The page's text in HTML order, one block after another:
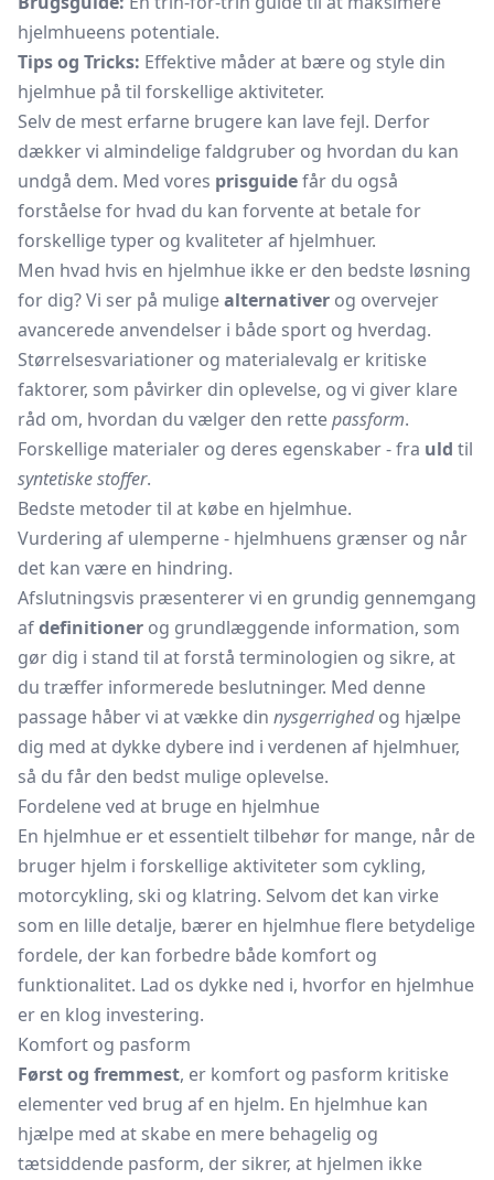
hjelmhueens potentiale.
Tips og Tricks: Effektive måder at bære og style din
hjelmhue på til forskellige aktiviteter.
Selv de mest erfarne brugere kan lave fejl. Derfor
dækker vi almindelige faldgruber og hvordan du kan
undgå dem. Med vores prisguidefår du også
forståelse for hvad du kan forvente at betale for
forskellige typer og kvaliteter af hjelmhuer.
Men hvad hvis en hjelmhue ikke er den bedste løsning
for dig? Vi ser på muligealternativer og overvejer
avancerede anvendelser i både sport og hverdag.
Størrelsesvariationer og materialevalg er kritiske
faktorer, som påvirker din oplevelse, og vi giver klare
råd om, hvordan du vælger den rettepassform.
Forskellige materialer og deres egenskaber - fra uld til
syntetiske stoffer.
Bedste metoder til at købe en hjelmhue.
Vurdering af ulemperne - hjelmhuens grænser og når
det kan være en hindring.
Afslutningsvis præsenterer vi en grundig gennemgang
afdefinitioner og grundlæggende information, som
gør dig i stand til at forstå terminologien og sikre, at
du træffer informerede beslutninger. Med denne
passage håber vi at vække din nysgerrighedog hjælpe
dig med at dykke dybere ind i verdenen af hjelmhuer,
så du får den bedst mulige oplevelse.
Fordelene ved at bruge en hjelmhue
En hjelmhue er et essentielt tilbehør for mange, når de
bruger hjelm i forskellige aktiviteter som cykling,
motorcykling, ski og klatring. Selvom det kan virke
som en lille detalje, bærer en hjelmhue flere betydelige
fordele, der kan forbedre både komfort og
funktionalitet. Lad os dykke ned i, hvorfor en hjelmhue
er en klog investering.
Komfort og pasform
Først og fremmest, er komfort og pasform kritiske
elementer ved brug af en hjelm. En hjelmhue kan
hjælpe med at skabe en mere behagelig og
tætsiddende pasform, der sikrer, at hjelmen ikke